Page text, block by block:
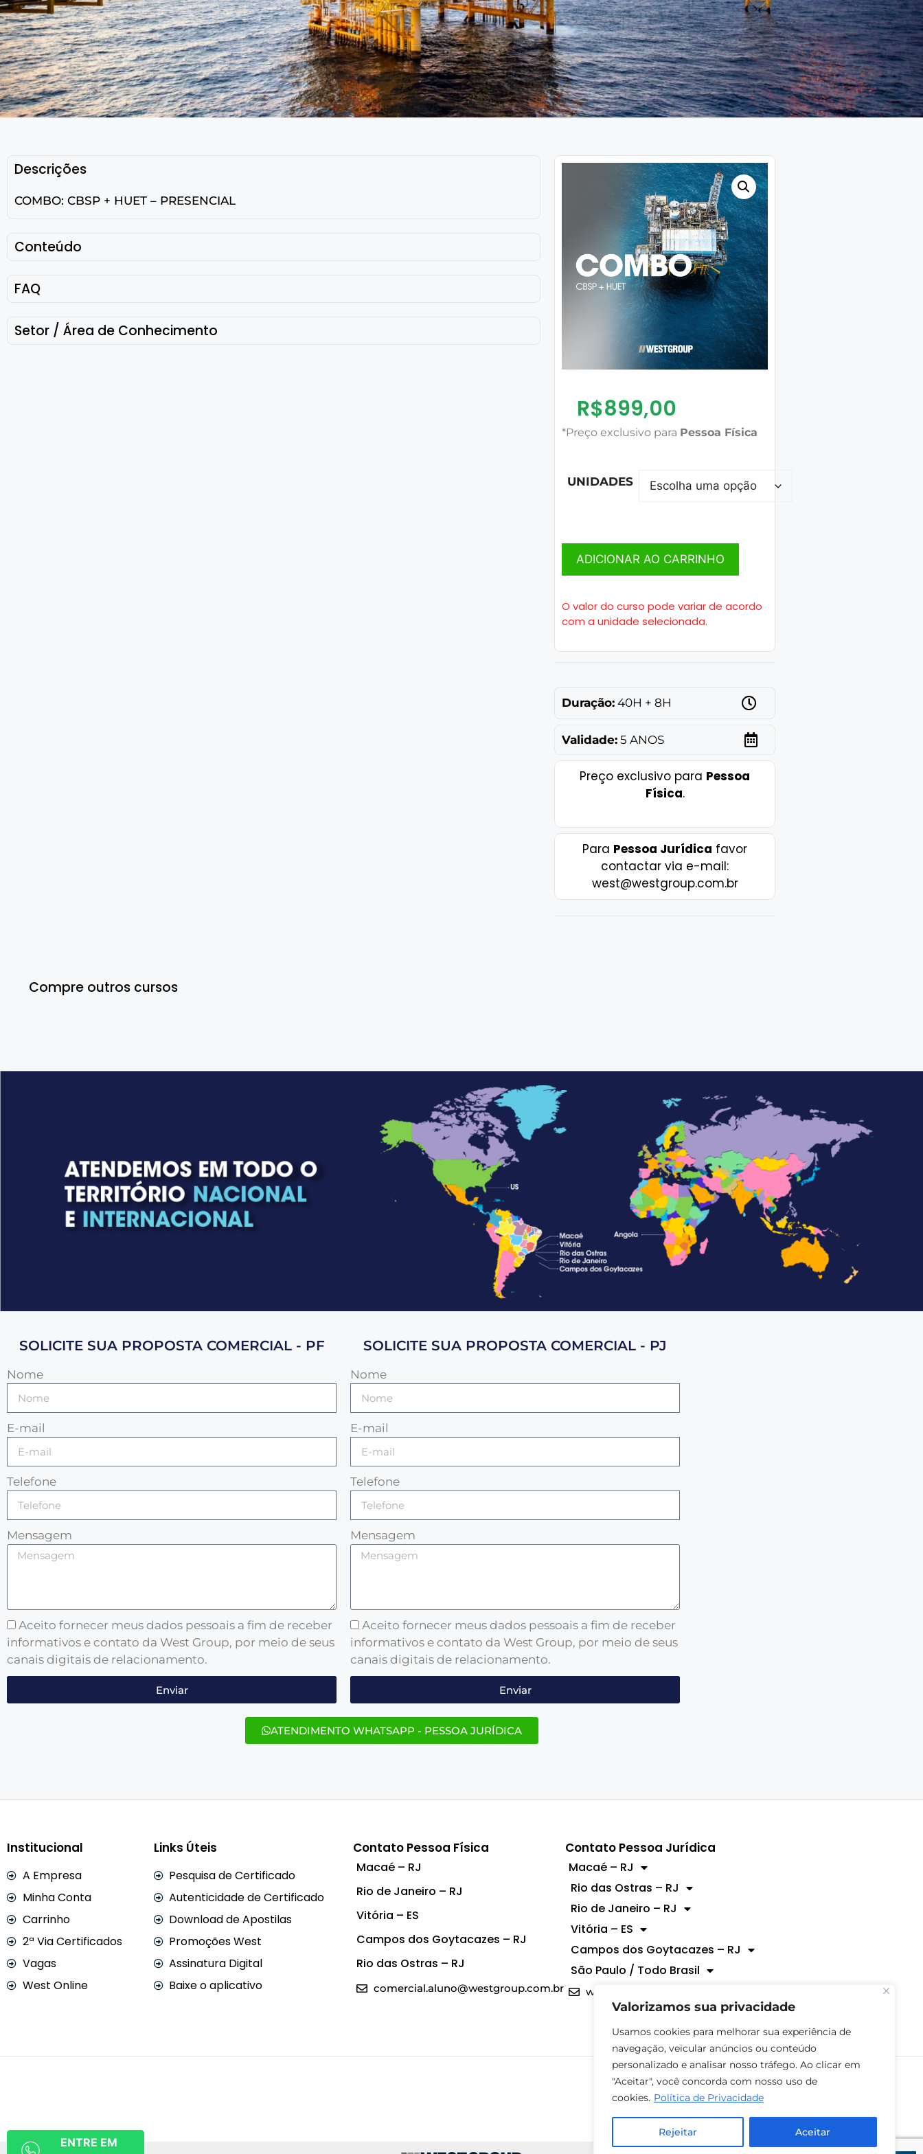
Valorizamos sua privacidade
Usamos cookies para melhorar sua experiência de
navegação, veicular anúncios ou conteúdo
personalizado e analisar nosso tráfego. Ao clicar em
"Aceitar", você concorda com nosso uso de
cookies. Política de Privacidade
Rejeitar Aceitar
Descrições
COMBO: CBSP + HUET – PRESENCIAL
Conteúdo
FAQ
Setor / Área de Conhecimento
R$899,00
*Preço exclusivo para Pessoa Física
UNIDADES
ADICIONAR AO CARRINHO
O valor do curso pode variar de acordo
com a unidade selecionada.
Duração:40H + 8H
Validade:5 ANOS
Preço exclusivo para Pessoa
Física.
Para Pessoa Jurídica favor
contactar via e-mail:
west@westgroup.com.br
Compre outros cursos
SOLICITE SUA PROPOSTA COMERCIAL - PF
Nome
E-mail
Telefone
Mensagem
Aceito fornecer meus dados pessoais a fim de receber
informativos e contato da West Group, por meio de seus
canais digitais de relacionamento.
Enviar
SOLICITE SUA PROPOSTA COMERCIAL - PJ
Nome
E-mail
Telefone
Mensagem
Aceito fornecer meus dados pessoais a fim de receber
informativos e contato da West Group, por meio de seus
canais digitais de relacionamento.
Enviar
ATENDIMENTO WHATSAPP - PESSOA JURÍDICA
Institucional
A Empresa
Minha Conta
Carrinho
2ª Via Certificados
Vagas
West Online
Links Úteis
Pesquisa de Certificado
Autenticidade de Certificado
Download de Apostilas
Promoções West
Assinatura Digital
Baixe o aplicativo
Contato Pessoa Física
Macaé – RJ
Rio de Janeiro – RJ
Vitória – ES
Campos dos Goytacazes – RJ
Rio das Ostras – RJ
comercial.aluno@westgroup.com.br
Contato Pessoa Jurídica
Macaé – RJ
Rio das Ostras – RJ
Rio de Janeiro – RJ
Vitória – ES
Campos dos Goytacazes – RJ
São Paulo / Todo Brasil
west@westgroup.com.br
ENTRE EM